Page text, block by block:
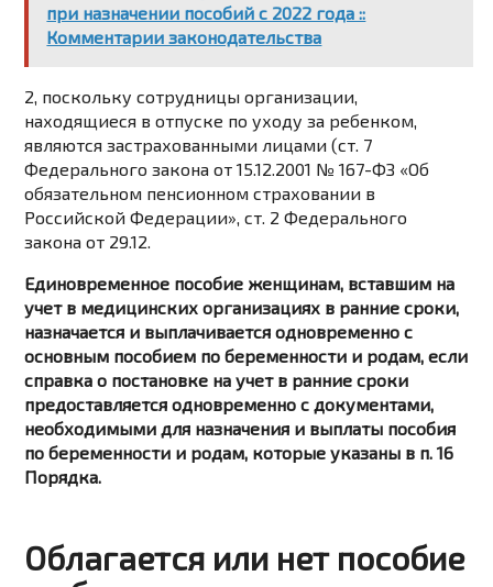
при назначении пособий с 2022 года ::
Комментарии законодательства
2, поскольку сотрудницы организации,
находящиеся в отпуске по уходу за ребенком,
являются застрахованными лицами (ст. 7
Федерального закона от 15.12.2001 № 167-ФЗ «Об
обязательном пенсионном страховании в
Российской Федерации», ст. 2 Федерального
закона от 29.12.
Единовременное пособие женщинам, вставшим на
учет в медицинских организациях в ранние сроки,
назначается и выплачивается одновременно с
основным пособием по беременности и родам, если
справка о постановке на учет в ранние сроки
предоставляется одновременно с документами,
необходимыми для назначения и выплаты пособия
по беременности и родам, которые указаны в п. 16
Порядка.
Облагается или нет пособие